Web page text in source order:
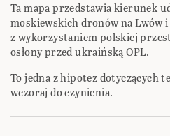
Ta mapa przedstawia kierunek
moskiewskich dronów na Lwów i
z wykorzystaniem polskiej
osłony przed ukraińską OPL.
To jedna z hipotez dotyczących
wczoraj do czynienia.